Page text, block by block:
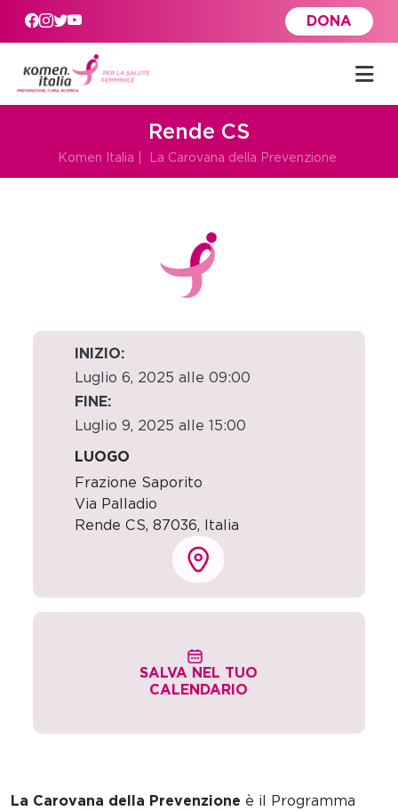
Skip to main content
DONA
Rende CS
Komen Italia La Carovana della Prevenzione
INIZIO:
Luglio 6, 2025 alle 09:00
FINE:
Luglio 9, 2025 alle 15:00
LUOGO
Frazione Saporito
Via Palladio
Rende CS, 87036, Italia
SALVA NEL TUO
CALENDARIO
La Carovana della Prevenzione è il Programma